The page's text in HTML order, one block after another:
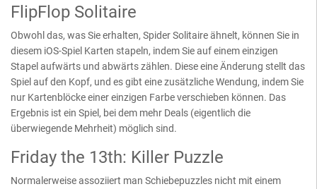
FlipFlop Solitaire
Obwohl das, was Sie erhalten, Spider Solitaire ähnelt, können Sie in
diesem iOS-Spiel Karten stapeln, indem Sie auf einem einzigen
Stapel aufwärts und abwärts zählen. Diese eine Änderung stellt das
Spiel auf den Kopf, und es gibt eine zusätzliche Wendung, indem Sie
nur Kartenblöcke einer einzigen Farbe verschieben können. Das
Ergebnis ist ein Spiel, bei dem mehr Deals (eigentlich die
überwiegende Mehrheit) möglich sind.
Friday the 13th: Killer Puzzle
Normalerweise assoziiert man Schiebepuzzles nicht mit einem